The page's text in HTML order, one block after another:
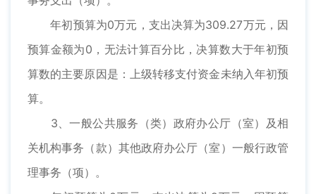
年初预算为0万元，支出决算为309.27万元，因
预算金额为0，无法计算百分比，决算数大于年初预
算数的主要原因是：上级转移支付资金未纳入年初预
算。
3、一般公共服务（类）政府办公厅（室）及相
关机构事务（款）其他政府办公厅（室）一般行政管
理事务（项）。